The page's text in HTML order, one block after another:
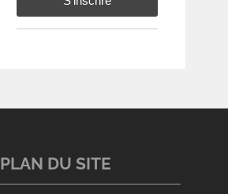
PLAN DU SITE